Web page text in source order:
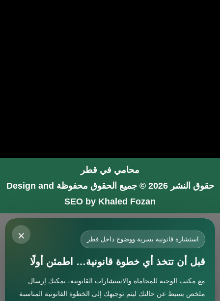
محامي في قطر
حقوق النشر 2026 © جميع الحقوق محفوظة
Design and
SEO by Khaled Fozan
استشارة
× استشارة قانونية بسرية ووضوح داخل قطر
قبل أن تتخذ أي خطوة قانونية… اطمئن أولًا
مع مكتب الوجبة للمحاماة والاستشارات القانونية، يمكنك إرسال
ملخص بسيط عن حالتك ليتم توجيهك إلى الخطوة القانونية المناسبة
محامي في جدة
محامي في الرياض شاطر
محامي في المدينة المنورة
المحامي صنيتان السبيعي
افضل محامي في جدة